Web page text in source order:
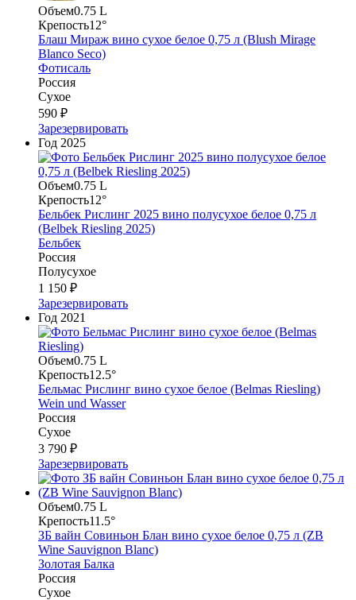
Объем0.75 L
Крепость12°
Блаш Мираж вино сухое белое 0,75 л (Blush Mirage
Blanco Seco)
Фотисаль
Россия
Сухое
590 ₽
Зарезервировать
Год 2025
Объем0.75 L
Крепость12°
Бельбек Рислинг 2025 вино полусухое белое 0,75 л
(Belbek Riesling 2025)
Бельбек
Россия
Полусухое
1 150 ₽
Зарезервировать
Год 2021
Объем0.75 L
Крепость12.5°
Бельмас Рислинг вино сухое белое (Belmas Riesling)
Wein und Wasser
Россия
Сухое
3 790 ₽
Зарезервировать
Объем0.75 L
Крепость11.5°
ЗБ вайн Совиньон Блан вино сухое белое 0,75 л (ZB
Wine Sauvignon Blanc)
Золотая Балка
Россия
Сухое